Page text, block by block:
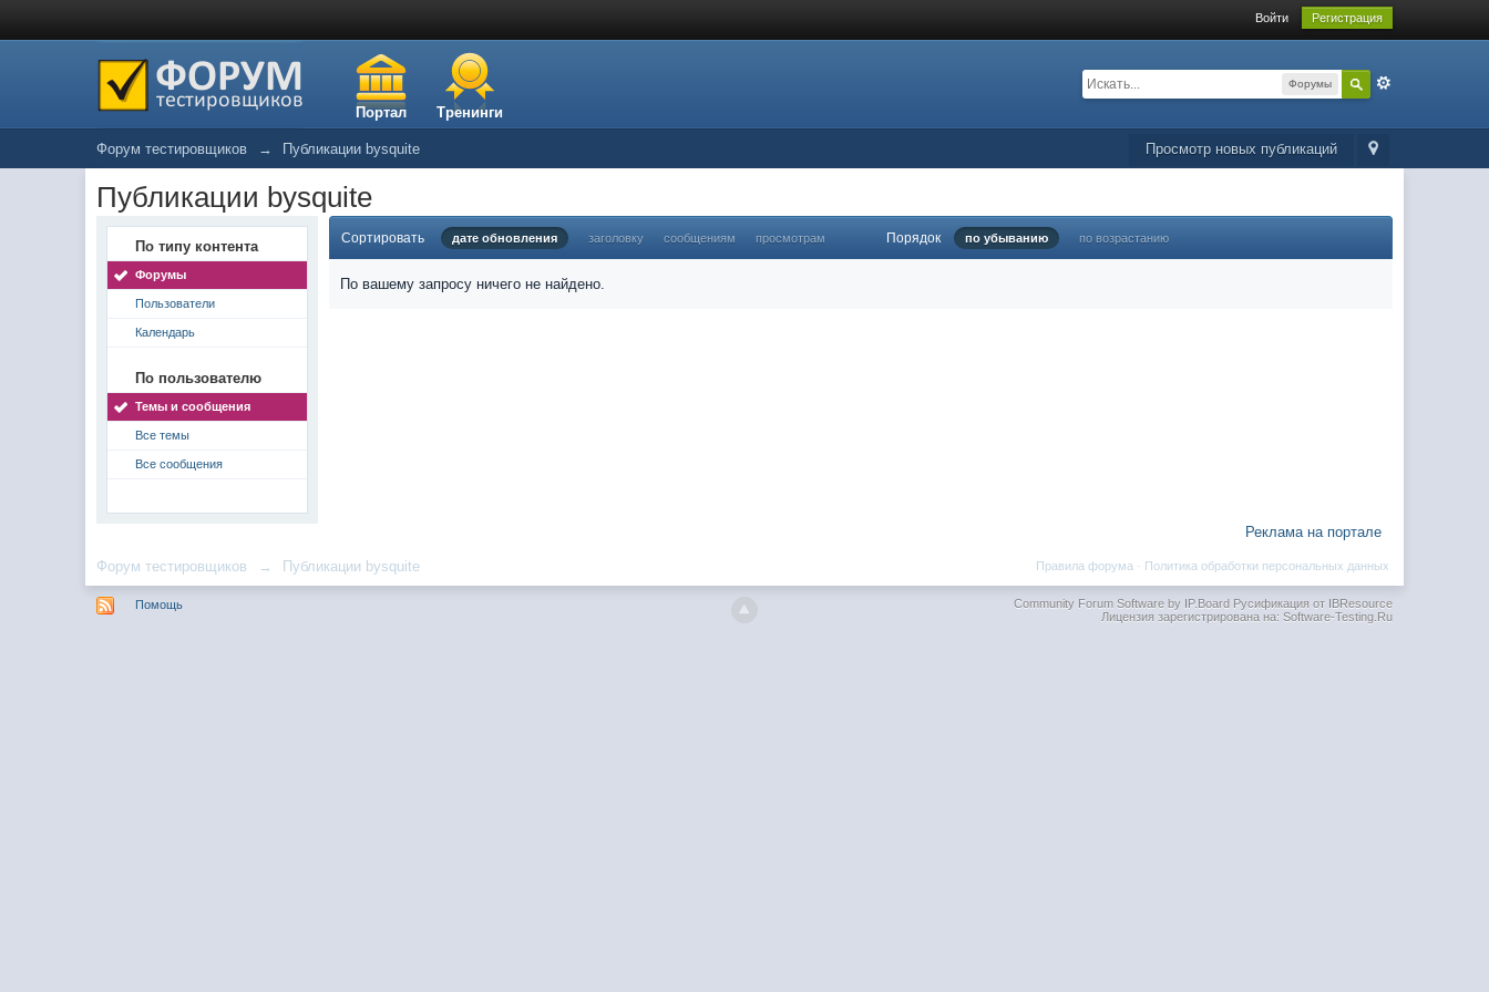
Войти Регистрация
Портал Тренинги
Форумы
Просмотр новых публикаций
Форум тестировщиков → Публикации bysquite
Публикации bysquite
По типу контента
Форумы
Пользователи
Календарь
По пользователю
Темы и сообщения
Все темы
Все сообщения
Сортировать дате обновления заголовку сообщениям просмотрам Порядок по убыванию по возрастанию
По вашему запросу ничего не найдено.
Реклама на портале
Форум тестировщиков → Публикации bysquite Политика обработки персональных данных
Правила форума ·
Помощь Community Forum Software by IP.BoardРусификация от IBResource
Лицензия зарегистрирована на: Software-Testing.Ru